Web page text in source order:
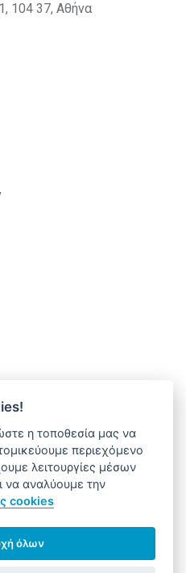
104 37, Αθήνα
Χρειάζεστε βοήθεια;
support@alfa-pharm.gr
η τοποθεσία μας να
περιεχόμενο
λειτουργίες μέσων
να αναλύουμε την
cookies
όλων